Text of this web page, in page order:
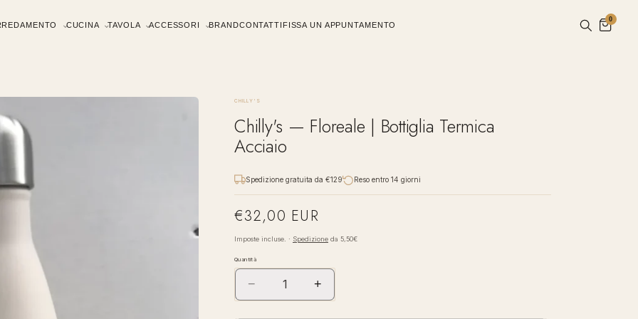
CUCINA TAVOLA ACCESSORI BRANDCONTATTI FISSA UN APPUNTAMENTO
0
CHILLY'S
Chilly's — Floreale | Bottiglia Termica
Acciaio
Spedizione gratuita da €129 Reso entro 14 giorni
Prezzo
di
listino
€32,00 EUR
Imposte incluse. · Spedizione da 5,50€
Quantità
Diminuisci
quantità
−
Aumenta
quantità
+